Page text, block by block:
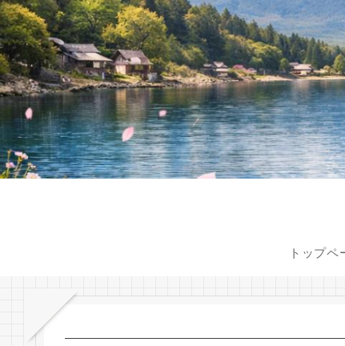
トップペ